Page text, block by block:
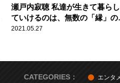
瀬戸内寂聴 私達が生きて暮らし
ていけるのは、無数の「縁」の
計らいです
2021.05.27
CATEGORIES： エンタ